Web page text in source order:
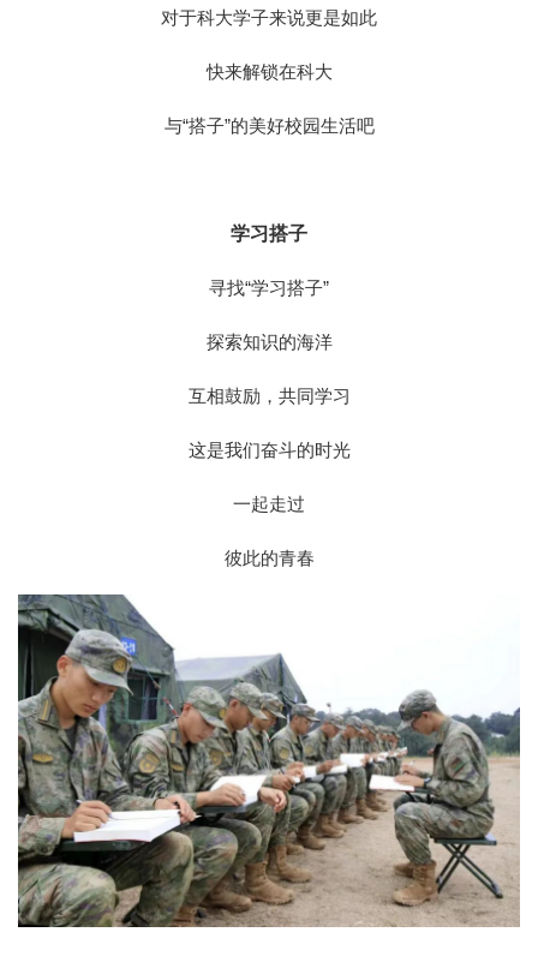
对于科大学子来说更是如此
快来解锁在科大
与“搭子”的美好校园生活吧
学习搭子
寻找“学习搭子”
探索知识的海洋
互相鼓励，共同学习
这是我们奋斗的时光
一起走过
彼此的青春